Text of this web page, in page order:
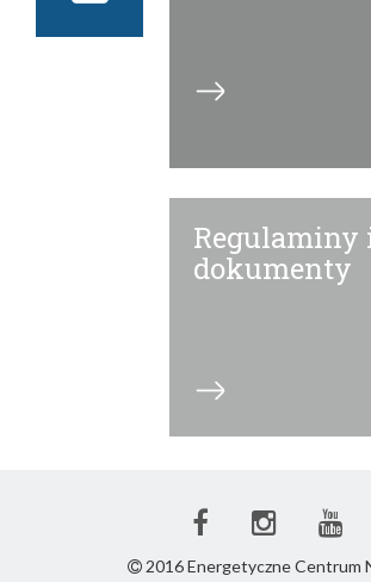
Regulaminy
dokumenty
FacebookInstagram
ECN
ECN
2016 Energetyczne Centrum